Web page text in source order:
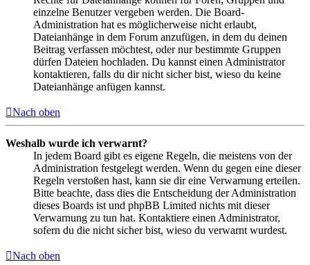
einzelne Benutzer vergeben werden. Die Board-
Administration hat es möglicherweise nicht erlaubt,
Dateianhänge in dem Forum anzufügen, in dem du deinen
Beitrag verfassen möchtest, oder nur bestimmte Gruppen
dürfen Dateien hochladen. Du kannst einen Administrator
kontaktieren, falls du dir nicht sicher bist, wieso du keine
Dateianhänge anfügen kannst.
Nach oben
Weshalb wurde ich verwarnt?
In jedem Board gibt es eigene Regeln, die meistens von der
Administration festgelegt werden. Wenn du gegen eine dieser
Regeln verstoßen hast, kann sie dir eine Verwarnung erteilen.
Bitte beachte, dass dies die Entscheidung der Administration
dieses Boards ist und phpBB Limited nichts mit dieser
Verwarnung zu tun hat. Kontaktiere einen Administrator,
sofern du die nicht sicher bist, wieso du verwarnt wurdest.
Nach oben